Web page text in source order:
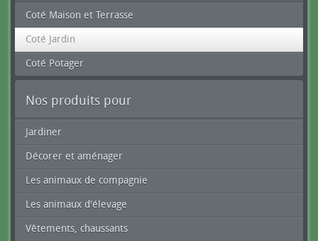
Coté Maison et Terrasse
Coté Jardin
Coté Potager
Nos produits pour
Jardiner
Décorer et aménager
Les animaux de compagnie
Les animaux d'élevage
Vêtements, chaussants